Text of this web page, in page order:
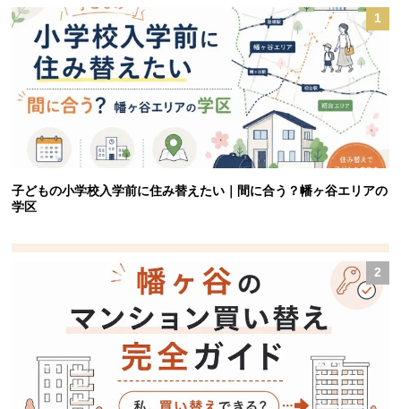
子どもの小学校入学前に住み替えたい｜間に合う？幡ヶ谷エリアの
学区